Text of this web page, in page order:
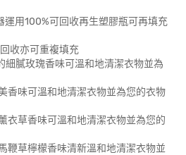
運用100%可回收再生塑膠瓶可再填充
收亦可重複填充
細膩玫瑰香味可溫和地清潔衣物並為
香味可溫和地清潔衣物並為您的衣物
衣草香味可溫和地清潔衣物並為您的
鞭草檸檬香味清新溫和地清潔衣物並